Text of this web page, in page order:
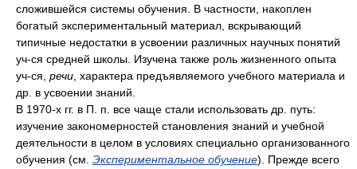
сложившейся системы обучения. В частности, накоплен
богатый экспериментальный материал, вскрывающий
типичные недостатки в усвоении различных научных понятий
уч-ся средней школы. Изучена также роль жизненного опыта
уч-ся, речи , характера предъявляемого учебного материала и
др. в усвоении знаний.
В 1970-х гг. в П. п. все чаще стали использовать др. путь:
изучение закономерностей становления знаний и учебной
деятельности в целом в условиях специально организованного
обучения (см. Экспериментальное обучение). Прежде всего